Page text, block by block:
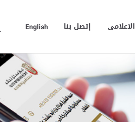
إتصل بنا English